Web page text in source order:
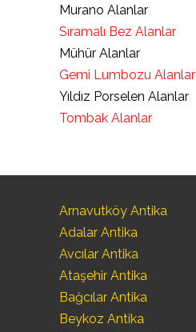
Murano Alanlar
Sıramalı Bez Alanlar
Mühür Alanlar
Gemi Lumbozu Alanlar
Yıldız Porselen Alanlar
Tombak Alanlar
Arnavutköy Antika
Adalar Antika
Avcılar Antika
Ataşehir Antika
Bağcılar Antika
Beykoz Antika